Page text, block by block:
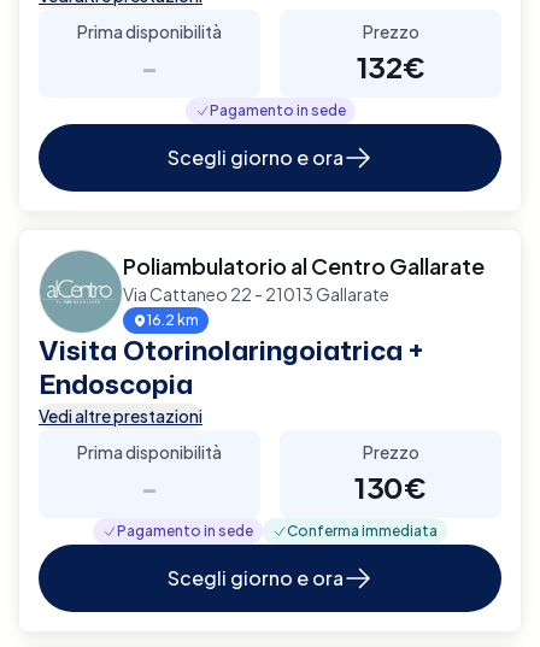
Prima disponibilità
-
Prezzo
132€
Pagamento in sede
Scegli giorno e ora
Poliambulatorio al Centro Gallarate
Via Cattaneo 22 - 21013 Gallarate
16.2 km
Visita Otorinolaringoiatrica +
Endoscopia
Vedi altre prestazioni
Prima disponibilità
-
Prezzo
130€
Pagamento in sede Conferma immediata
Scegli giorno e ora